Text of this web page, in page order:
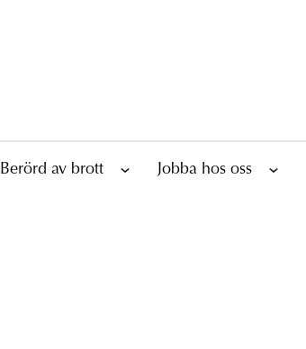
Berörd av brott Jobba hos oss